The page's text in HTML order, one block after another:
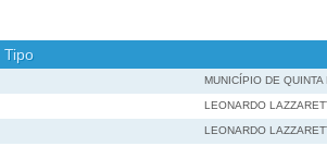
Tipo
MUNICÍPIO DE QUINTA
LEONARDO
LEONARDO